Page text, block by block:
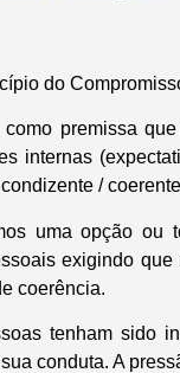
do
como premissa
internas
/
uma opção ou
exigindo
coerência.
tenham sido
conduta. A